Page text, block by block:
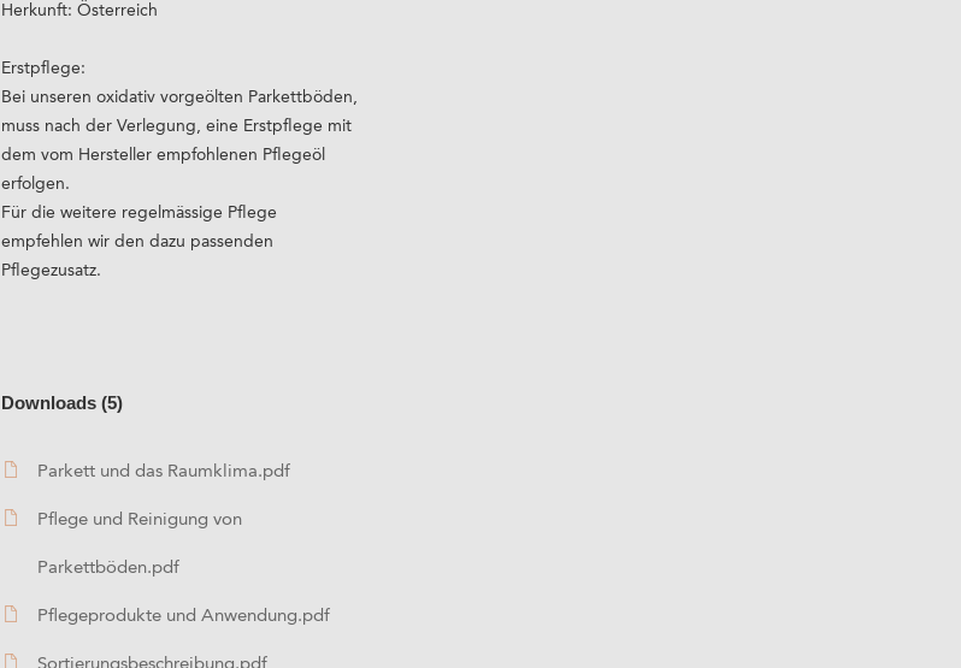
Herkunft: Österreich
Erstpflege:
Bei unseren oxidativ vorgeölten Parkettböden,
muss nach der Verlegung, eine Erstpflege mit
dem vom Hersteller empfohlenen Pflegeöl
erfolgen.
Für die weitere regelmässige Pflege
empfehlen wir den dazu passenden
Pflegezusatz.
Downloads (5)
Parkett und das Raumklima.pdf
Pflege und Reinigung von
Parkettböden.pdf
Pflegeprodukte und Anwendung.pdf